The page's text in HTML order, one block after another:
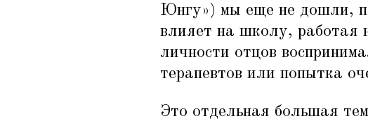
Юнгу») мы еще не дошли,
влияет на школу, работая
личности отцов
терапевтов или попытка
Это отдельная большая